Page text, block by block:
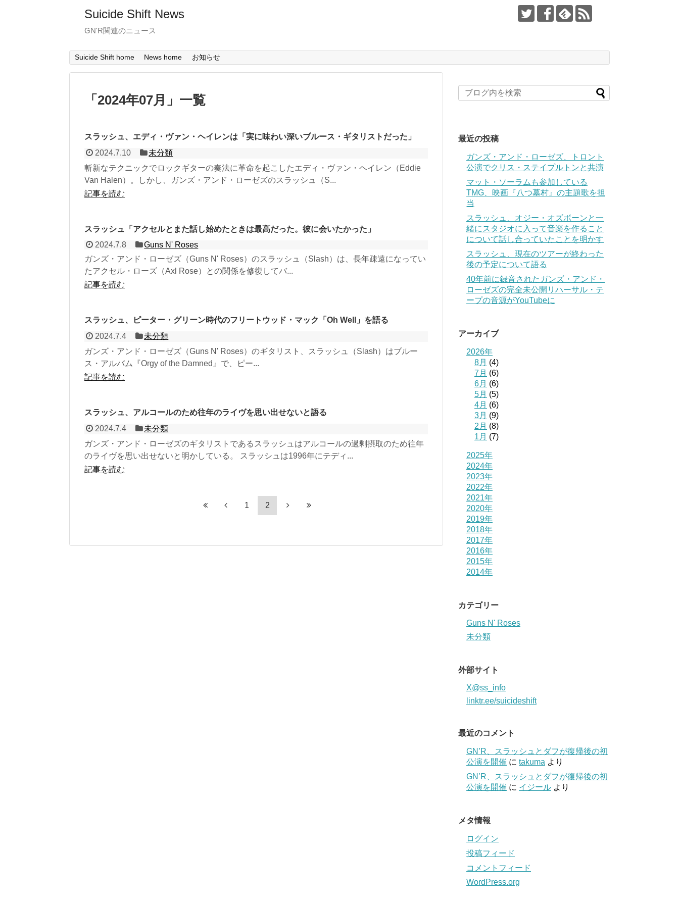
Suicide Shift News
GN'R関連のニュース
Suicide Shift home News home お知らせ
「 2024年07月 」 一覧
スラッシュ、エディ・ヴァン・ヘイレンは「実に味わい深いブルース・ギタリストだった」
2024.7.10
未分類
斬新なテクニックでロックギターの奏法に革命を起こしたエディ・ヴァン・ヘイレン（Eddie
Van Halen）。しかし、ガンズ・アンド・ローゼズのスラッシュ（S...
記事を読む
スラッシュ「アクセルとまた話し始めたときは最高だった。彼に会いたかった」
2024.7.8
Guns N' Roses
ガンズ・アンド・ローゼズ（Guns N' Roses）のスラッシュ（Slash）は、長年疎遠になってい
たアクセル・ローズ（Axl Rose）との関係を修復してバ...
記事を読む
スラッシュ、ピーター・グリーン時代のフリートウッド・マック「Oh Well」を語る
2024.7.4
未分類
ガンズ・アンド・ローゼズ（Guns N' Roses）のギタリスト、スラッシュ（Slash）はブルー
ス・アルバム『Orgy of the Damned』で、ピー...
記事を読む
スラッシュ、アルコールのため往年のライヴを思い出せないと語る
2024.7.4
未分類
ガンズ・アンド・ローゼズのギタリストであるスラッシュはアルコールの過剰摂取のため往年
のライヴを思い出せないと明かしている。 スラッシュは1996年にテディ...
記事を読む
1 2
最近の投稿
ガンズ・アンド・ローゼズ、トロント
公演でクリス・ステイプルトンと共演
マット・ソーラムも参加している
TMG、映画『八つ墓村』の主題歌を担
当
スラッシュ、オジー・オズボーンと一
緒にスタジオに入って音楽を作ること
について話し合っていたことを明かす
スラッシュ、現在のツアーが終わった
後の予定について語る
40年前に録音されたガンズ・アンド・
ローゼズの完全未公開リハーサル・テ
ープの音源がYouTubeに
アーカイブ
2026年
8月 (4)
7月 (6)
6月 (6)
5月 (5)
4月 (6)
3月 (9)
2月 (8)
1月 (7)
2025年
2024年
2023年
2022年
2021年
2020年
2019年
2018年
2017年
2016年
2015年
2014年
カテゴリー
Guns N' Roses
未分類
外部サイト
X@ss_info
linktr.ee/suicideshift
最近のコメント
GN’R、スラッシュとダフが復帰後の初
公演を開催 に takuma より
GN’R、スラッシュとダフが復帰後の初
公演を開催 に イジール より
メタ情報
ログイン
投稿フィード
コメントフィード
WordPress.org